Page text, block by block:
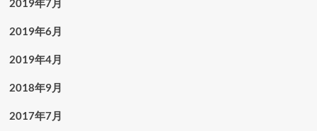
2019年7月
2019年6月
2019年4月
2018年9月
2017年7月